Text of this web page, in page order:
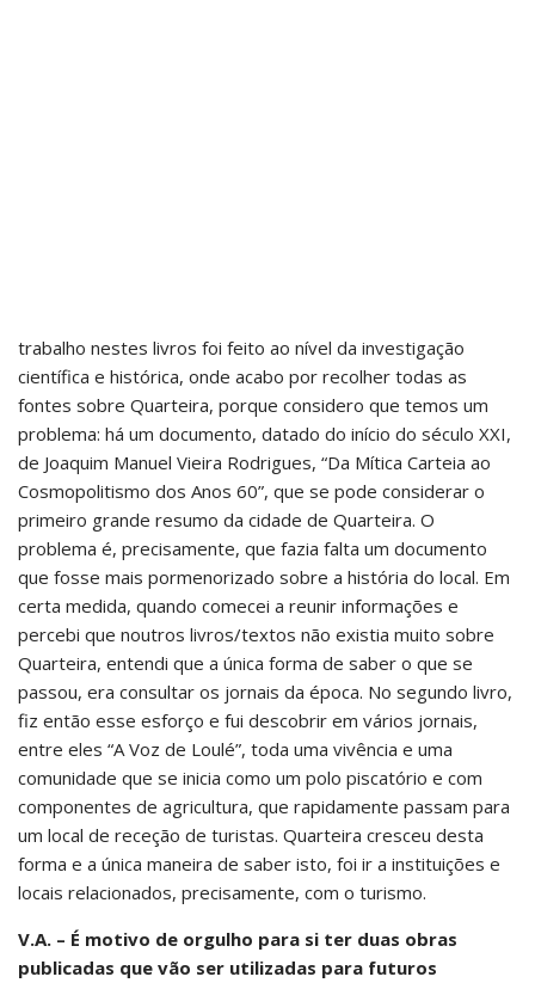
trabalho nestes livros foi feito ao nível da investigação
científica e histórica, onde acabo por recolher todas as
fontes sobre Quarteira, porque considero que temos um
problema: há um documento, datado do início do século XXI,
de Joaquim Manuel Vieira Rodrigues, “Da Mítica Carteia ao
Cosmopolitismo dos Anos 60”, que se pode considerar o
primeiro grande resumo da cidade de Quarteira. O
problema é, precisamente, que fazia falta um documento
que fosse mais pormenorizado sobre a história do local. Em
certa medida, quando comecei a reunir informações e
percebi que noutros livros/textos não existia muito sobre
Quarteira, entendi que a única forma de saber o que se
passou, era consultar os jornais da época. No segundo livro,
fiz então esse esforço e fui descobrir em vários jornais,
entre eles “A Voz de Loulé”, toda uma vivência e uma
comunidade que se inicia como um polo piscatório e com
componentes de agricultura, que rapidamente passam para
um local de receção de turistas. Quarteira cresceu desta
forma e a única maneira de saber isto, foi ir a instituições e
locais relacionados, precisamente, com o turismo.
V.A. – É motivo de orgulho para si ter duas obras
publicadas que vão ser utilizadas para futuros